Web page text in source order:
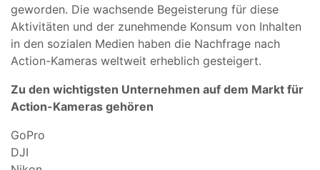
geworden. Die wachsende Begeisterung für diese
Aktivitäten und der zunehmende Konsum von Inhalten
in den sozialen Medien haben die Nachfrage nach
Action-Kameras weltweit erheblich gesteigert.
Zu den wichtigsten Unternehmen auf dem Markt für
Action-Kameras gehören
GoPro
DJI